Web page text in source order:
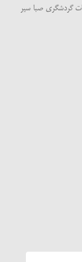
گردشگری صبا سیر